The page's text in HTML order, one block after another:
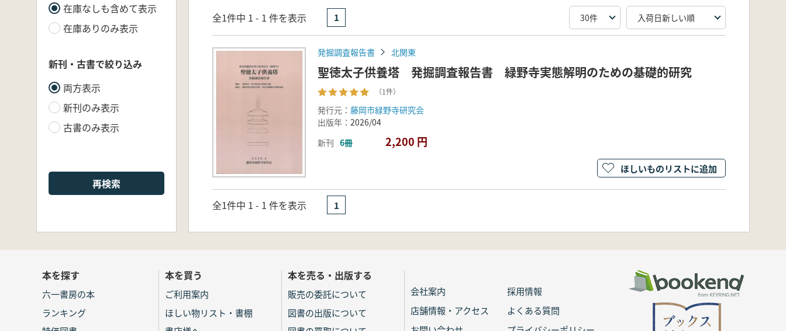
在庫なしも含めて表示
在庫ありのみ表示
新刊・古書で絞り込み
両方表示
新刊のみ表示
古書のみ表示
再検索
全1件中 1 - 1 件を表示 1
発掘調査報告書 北関東
聖徳太子供養塔 発掘調査報告書 緑野寺実態解明のための基礎的研究
（1件）
発行元： 藤岡市緑野寺研究会
出版年： 2026/04
新刊 6冊 2,200 円
ほしいものリストに追加
全1件中 1 - 1 件を表示 1
本を探す
六一書房の本
ランキング
本を買う
ご利用案内
ほしい物リスト・書棚
本を売る・出版する
販売の委託について
図書の出版について
会社案内
採用情報
店舗情報・アクセス
よくある質問